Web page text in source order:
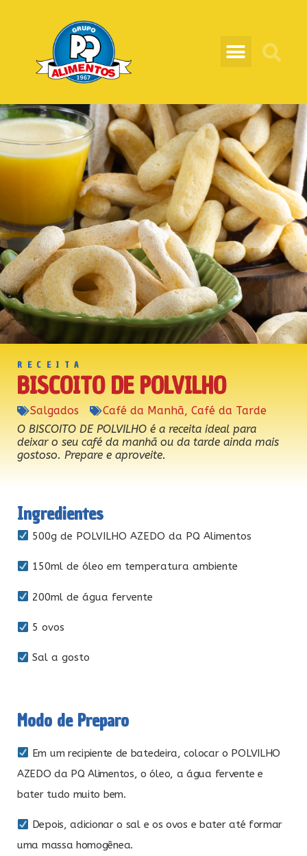
RECEITA
BISCOITO DE POLVILHO
Salgados Café da Manhã, Café da Tarde
O BISCOITO DE POLVILHO é a receita ideal para
deixar o seu café da manhã ou da tarde ainda mais
gostoso. Prepare e aproveite.
Ingredientes
500g de POLVILHO AZEDO da PQ Alimentos
150ml de óleo em temperatura ambiente
200ml de água fervente
5 ovos
Sal a gosto
Modo de Preparo
Em um recipiente de batedeira, colocar o POLVILHO
AZEDO da PQ Alimentos, o óleo, a água fervente e
bater tudo muito bem.
Depois, adicionar o sal e os ovos e bater até formar
uma massa homogênea.